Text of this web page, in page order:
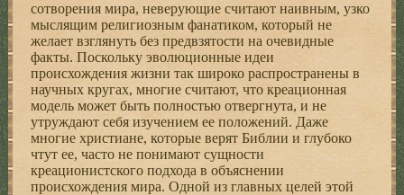
сотворения мира, неверующие считают наивным, узко
мыслящим религиозным фанатиком, который не
желает взглянуть без предвзятости на очевидные
факты. Поскольку эволюционные идеи
происхождения жизни так широко распространены в
научных кругах, многие считают, что креационная
модель может быть полностью отвергнута, и не
утруждают себя изучением ее положений. Даже
многие христиане, которые верят Библии и глубоко
чтут ее, часто не понимают сущности
креационистского подхода в объяснении
происхождения мира. Одной из главных целей этой